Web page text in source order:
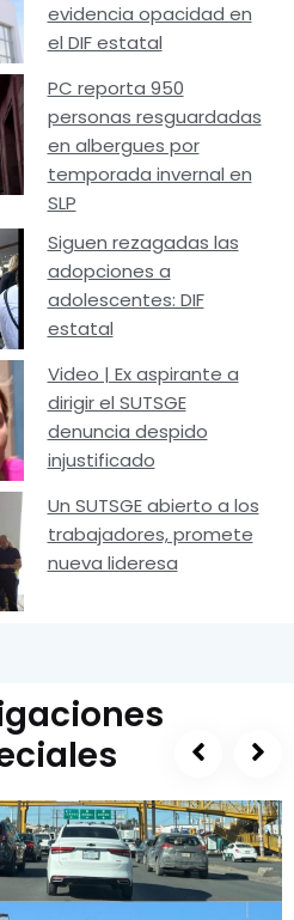
evidencia opacidad en
el DIF estatal
PC reporta 950
personas resguardadas
en albergues por
temporada invernal en
SLP
Siguen rezagadas las
adopciones a
adolescentes: DIF
estatal
Video | Ex aspirante a
dirigir el SUTSGE
denuncia despido
injustificado
Un SUTSGE abierto a los
trabajadores, promete
nueva lideresa